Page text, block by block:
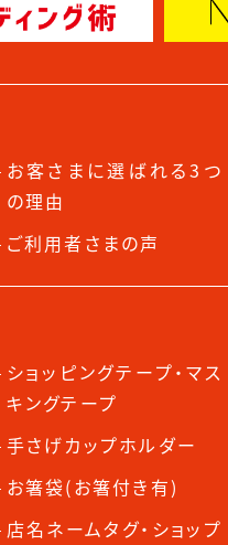
お客さまに選ばれる3つ
の理由
ご利用者さまの声
ショッピングテープ・マス
キングテープ
手さげカップホルダー
お箸袋(お箸付き有)
店名ネームタグ・ショップ